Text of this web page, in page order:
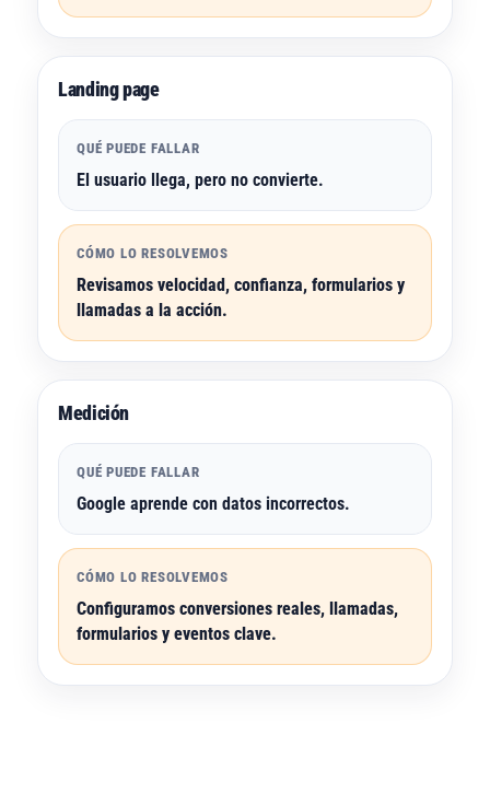
Landing page
QUÉ PUEDE FALLAR
El usuario llega, pero no convierte.
CÓMO LO RESOLVEMOS
Revisamos velocidad, confianza, formularios y
llamadas a la acción.
Medición
QUÉ PUEDE FALLAR
Google aprende con datos incorrectos.
CÓMO LO RESOLVEMOS
Configuramos conversiones reales, llamadas,
formularios y eventos clave.